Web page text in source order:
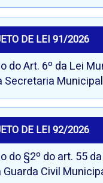
DE LEI 91/2026
do Art. 6º da Lei
DE LEI 92/2026
do §2º do art. 55
Civil